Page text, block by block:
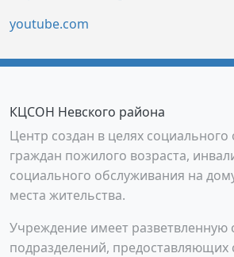
youtube.com
КЦСОН Невского района
Центр создан в целях
граждан пожилого возраста,
социального обслуживания на
места жительства.
Учреждение имеет разветвленную
подразделений, предоставляющих